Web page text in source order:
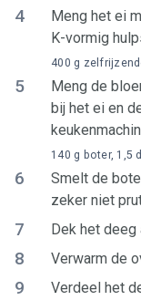
4
Meng het ei
K-vormig
5
Meng de
bij het ei en
400 g
6
Smelt de
zeker niet
140 g boter, 1,5
7 Dek het
8 Verwarm de
9
Verdeel het